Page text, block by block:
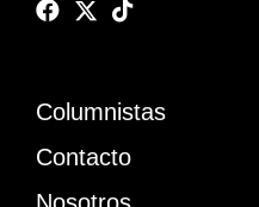
Columnistas
Contacto